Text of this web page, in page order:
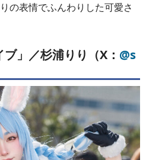
の表情でふんわりした可愛さ
」／杉浦りり（X： @s